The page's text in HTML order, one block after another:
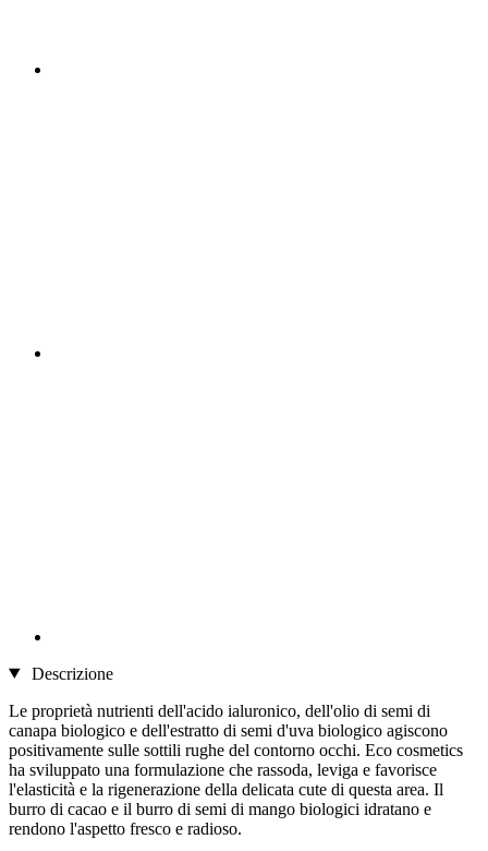
Descrizione
Le proprietà nutrienti dell'acido ialuronico, dell'olio di semi di
canapa biologico e dell'estratto di semi d'uva biologico agiscono
positivamente sulle sottili rughe del contorno occhi. Eco cosmetics
ha sviluppato una formulazione che rassoda, leviga e favorisce
l'elasticità e la rigenerazione della delicata cute di questa area. Il
burro di cacao e il burro di semi di mango biologici idratano e
rendono l'aspetto fresco e radioso.